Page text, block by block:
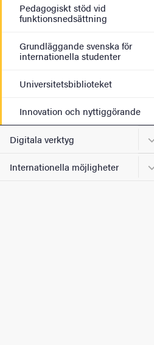
Pedagogiskt stöd vid
funktionsnedsättning
Grundläggande svenska för
internationella studenter
Universitetsbiblioteket
Innovation och nyttiggörande
Digitala verktyg
Internationella möjligheter